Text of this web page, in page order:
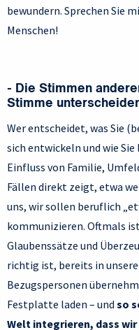
bewundern. Sprechen Sie
Menschen!
- Die Stimmen
Stimme
Wer entscheidet, was Sie
sich entwickeln und wie
Einfluss von Familie,
Fällen direkt zeigt, etwa
uns, wir sollen beruflich
kommunizieren. Oftmals
Glaubenssätze und
richtig ist, bereits in
Bezugspersonen
Festplatte laden – und so
Welt integrieren, dass